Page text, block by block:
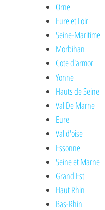
Orne
Eure et Loir
Seine-Maritime
Morbihan
Cote d'armor
Yonne
Hauts de Seine
Val De Marne
Eure
Val d'oise
Essonne
Seine et Marne
Grand Est
Haut Rhin
Bas-Rhin